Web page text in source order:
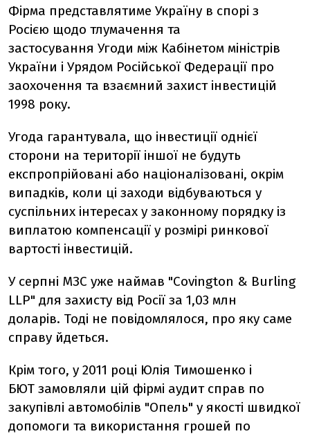
Фірма представлятиме Україну в спорі з
Росією щодо тлумачення та
застосування Угоди між Кабінетом міністрів
України і Урядом Російської Федерації про
заохочення та взаємний захист інвестицій
1998 року.
Угода гарантувала, що інвестиції однієї
сторони на території іншої не будуть
експропрійовані або націоналізовані, окрім
випадків, коли ці заходи відбуваються у
суспільних інтересах у законному порядку із
виплатою компенсації у розмірі ринкової
вартості інвестицій.
У серпні МЗС уже наймав "Covington & Burling
LLP" для захисту від Росії за 1,03 млн
доларів. Тоді не повідомлялося, про яку саме
справу йдеться.
Крім того, у 2011 році Юлія Тимошенко і
БЮТ замовляли цій фірмі аудит справ по
закупівлі автомобілів "Опель" у якості швидкої
допомоги та використання грошей по